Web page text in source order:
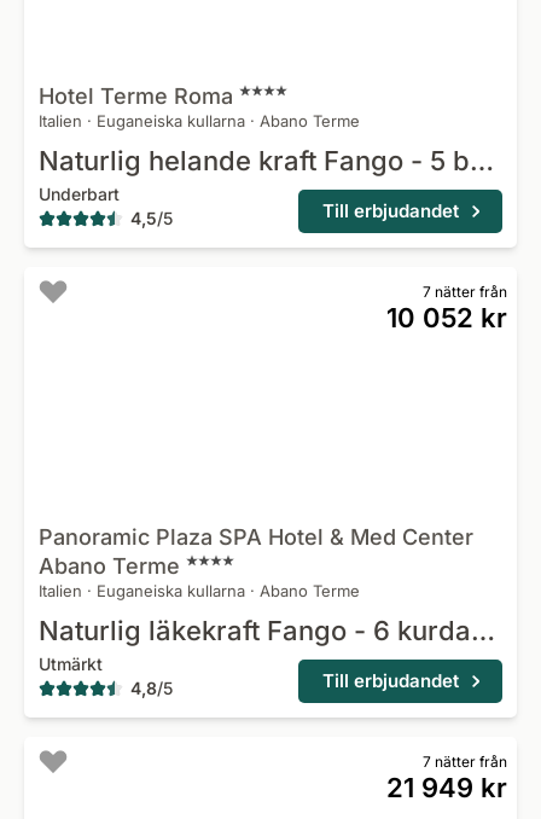
Hotel Terme Roma
Italien · Euganeiska kullarna · Abano Terme
Naturlig helande kraft Fango - 5 behandlingsdagar
Underbart
4,5/5 Till erbjudandet
7 nätter från
10 052 kr
Panoramic Plaza SPA Hotel & Med Center
Abano Terme
Italien · Euganeiska kullarna · Abano Terme
Naturlig läkekraft Fango - 6 kurdagar
Utmärkt
4,8/5 Till erbjudandet
7 nätter från
21 949 kr